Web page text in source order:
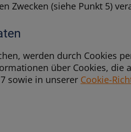
Zwecken (siehe Punkt 5)
werden durch Cookies
über Cookies, die
sowie in unserer Cookie-